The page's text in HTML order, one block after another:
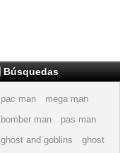
Búsquedas
pac man
mega man
bomber man
pas man
ghost and goblins
ghost